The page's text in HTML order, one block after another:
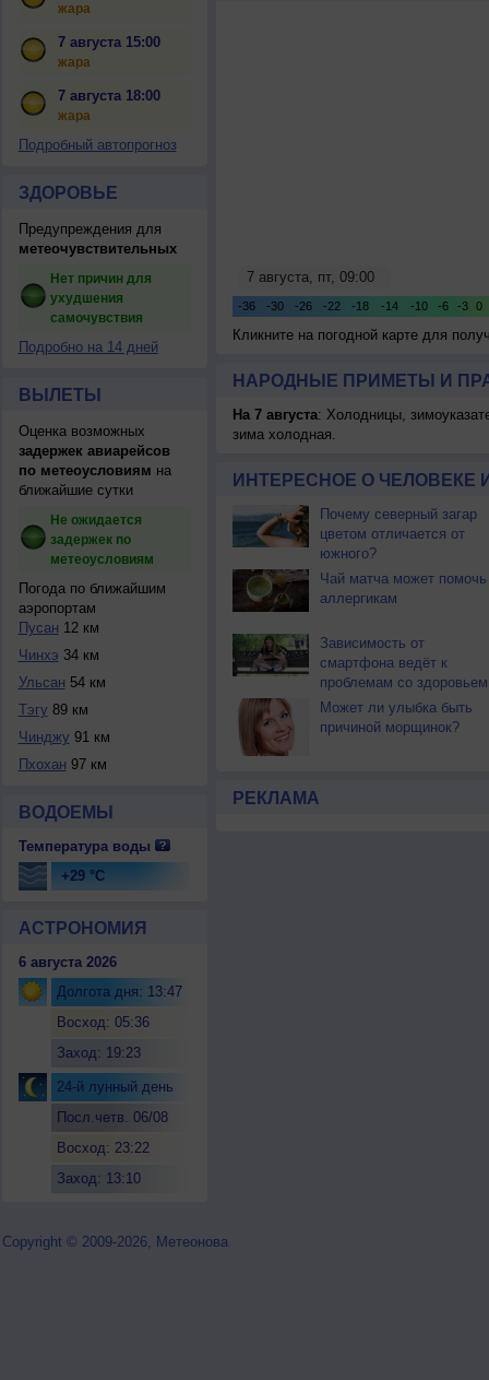
жара
7 августа 15:00
жара
7 августа 18:00
жара
Подробный автопрогноз
ЗДОРОВЬЕ
Предупреждения для
метеочувствительных
Нет причин для
ухудшения
самочувствия
Подробно на 14 дней
ВЫЛЕТЫ
Оценка возможных
задержек авиарейсов
по метеоусловиям на
ближайшие сутки
Не ожидается
задержек по
метеоусловиям
Погода по ближайшим
аэропортам
Пусан 12 км
Чинхэ 34 км
Ульсан 54 км
Тэгу 89 км
Чинджу 91 км
Пхохан 97 км
ВОДОЕМЫ
Температура воды
+29 °C
АСТРОНОМИЯ
6 августа 2026
Долгота дня: 13:47
Восход: 05:36
Заход: 19:23
24-й лунный день
Посл.четв. 06/08
Восход: 23:22
Заход: 13:10
Кликните на погодной карте для
НАРОДНЫЕ ПРИМЕТЫ И
На 7 августа: Холодницы,
зима холодная.
ИНТЕРЕСНОЕ О ЧЕЛОВЕКЕ
Почему северный загар
цветом отличается от
южного?
Чай матча может помочь
аллергикам
Зависимость от
смартфона ведёт к
проблемам со здоровьем
Может ли улыбка быть
причиной морщинок?
РЕКЛАМА
Copyright © 2009-2026, Метеонова